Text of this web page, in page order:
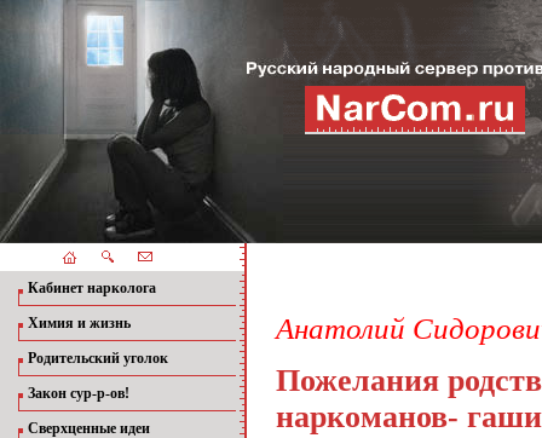
Кабинет нарколога
Химия и жизнь
Родительский уголок
Закон сур-р-ов!
Сверхценные идеи
Анатолий
Пожелания
наркоманов-